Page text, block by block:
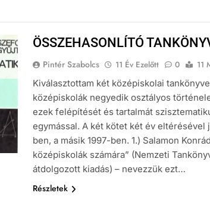
ÖSSZEHASONLÍTÓ
Pintér Szabolcs 11 Év Ezelőtt 0
11
Kiválasztottam két középiskolai
középiskolák negyedik osztályos
ezek felépítését és tartalmát
egymással. A két kötet két év eltérésével
ben, a másik 1997-ben. 1.) Salamon
középiskolák számára” (Nemzeti
átdolgozott kiadás) – nevezzük ezt…
Részletek